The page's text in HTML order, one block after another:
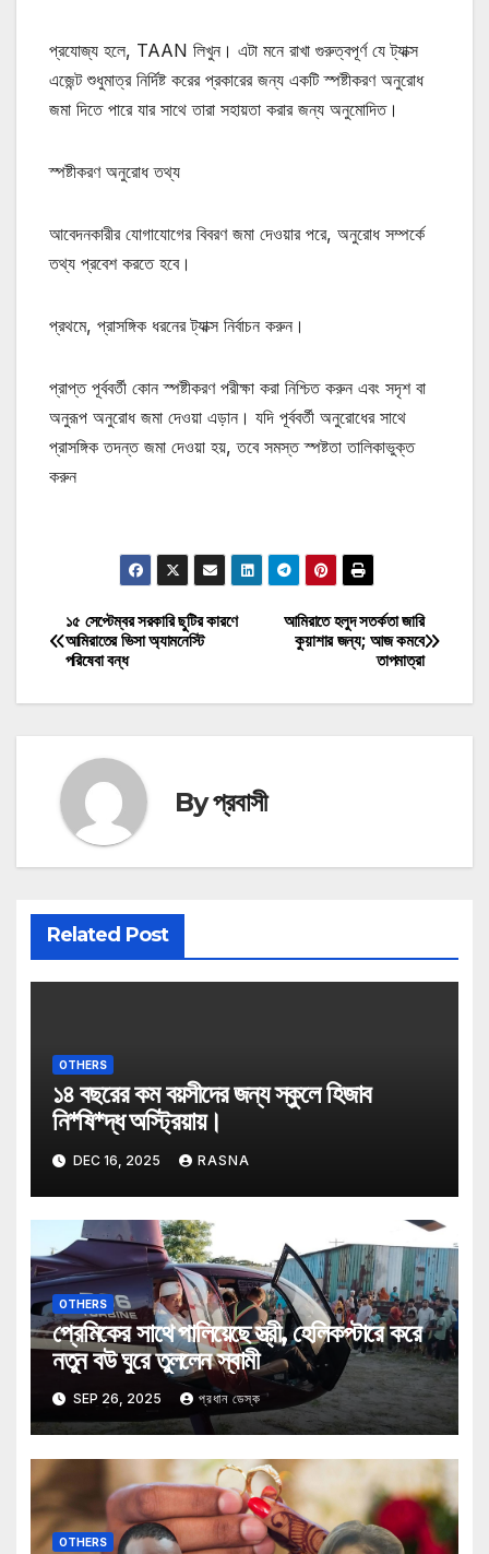
প্রযোজ্য হলে, TAAN লিখুন। এটা মনে রাখা গুরুত্বপূর্ণ যে ট্যাক্স
এজেন্ট শুধুমাত্র নির্দিষ্ট করের প্রকারের জন্য একটি স্পষ্টীকরণ অনুরোধ
জমা দিতে পারে যার সাথে তারা সহায়তা করার জন্য অনুমোদিত।
স্পষ্টীকরণ অনুরোধ তথ্য
আবেদনকারীর যোগাযোগের বিবরণ জমা দেওয়ার পরে, অনুরোধ সম্পর্কে
তথ্য প্রবেশ করতে হবে।
প্রথমে, প্রাসঙ্গিক ধরনের ট্যাক্স নির্বাচন করুন।
প্রাপ্ত পূর্ববর্তী কোন স্পষ্টীকরণ পরীক্ষা করা নিশ্চিত করুন এবং সদৃশ বা
অনুরূপ অনুরোধ জমা দেওয়া এড়ান। যদি পূর্ববর্তী অনুরোধের সাথে
প্রাসঙ্গিক তদন্ত জমা দেওয়া হয়, তবে সমস্ত স্পষ্টতা তালিকাভুক্ত
করুন
Post
navigation
আমিরাতে হলুদ সতর্কতা জারি
কুয়াশার জন্য; আজ কমবে
তাপমাত্রা
১৫ সেপ্টেম্বর সরকারি ছুটির কারণে
আমিরাতের ভিসা অ্যামনেস্টি
পরিষেবা বন্ধ
Byপ্রবাসী
Related Post
OTHERS
১৪ বছরের কম বয়সীদের জন্য স্কুলে হিজাব
নি*ষি*দ্ধ অস্ট্রিয়ায়।
DEC 16, 2025 RASNA
OTHERS
প্রেমিকের সাথে পালিয়েছে স্ত্রী, হেলিকপ্টারে করে
নতুন বউ ঘুরে তুললেন স্বামী
SEP 26, 2025 প্রধান ডেস্ক
OTHERS